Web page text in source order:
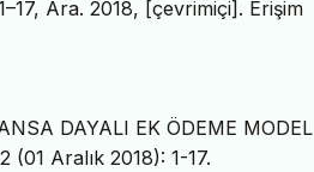
Ara. 2018, [çevrimiçi]. Erişim
DAYALI EK ÖDEME MODEL
(01 Aralık 2018): 1-17.